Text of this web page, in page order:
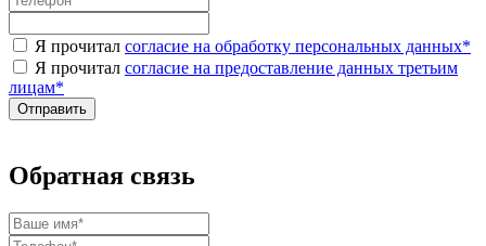
Я прочитал согласие на обработку персональных данных*
Я прочитал согласие на предоставление данных третьим
лицам*
Обратная связь